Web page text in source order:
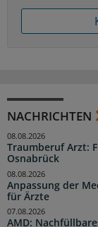
NACHRICHTEN
Traumberuf Arzt:
Osnabrück
08.08.2026
Anpassung der
für Ärzte
08.08.2026
AMD:
07.08.2026